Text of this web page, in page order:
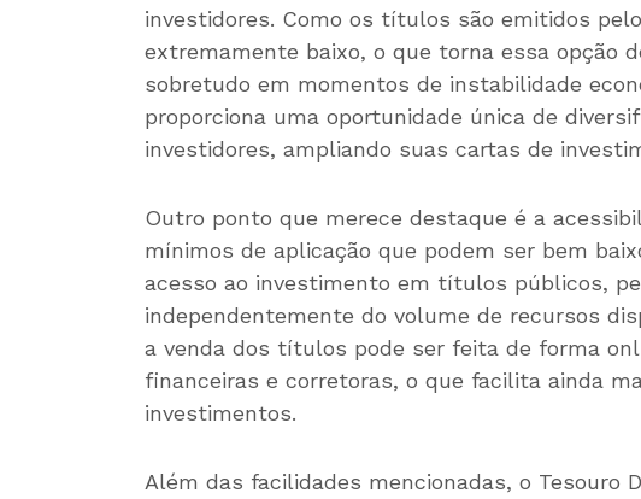
investidores. Como os títulos são emitidos
extremamente baixo, o que torna essa opção
sobretudo em momentos de instabilidade
proporciona uma oportunidade única de
investidores, ampliando suas cartas de
Outro ponto que merece destaque é a
mínimos de aplicação que podem ser bem
acesso ao investimento em títulos públicos,
independentemente do volume de recursos
a venda dos títulos pode ser feita de forma
financeiras e corretoras, o que facilita ainda
investimentos.
Além das facilidades mencionadas, o Tesouro